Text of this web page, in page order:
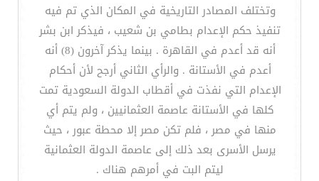
وتختلف المصادر التاريخية في المكان الذي تم فيه
تنفيذ حكم الإعدام بطامي بن شعيب ، فيذكر ابن بشر
أنه قد أعدم في القاهرة . بينما يذكر آخرون (8) أنه
أعدم في الأستانة . والرأي الثاني أرجح لأن أحكام
الإعدام التي نفذت في أقطاب الدولة السعودية تمت
كلها في الأستانة عاصمة العثمانيين ، ولم يتم أي
منها في مصر ، فلم تكن مصر إلا محطة عبور ، حيث
يرسل الأسرى بعد ذلك إلى عاصمة الدولة العثمانية
ليتم البت في أمرهم هناك .